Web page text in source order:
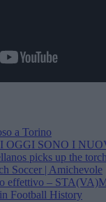
a Torino
OGGI SONO I
picks up the
Soccer | Amichevole
effettivo –
Football History